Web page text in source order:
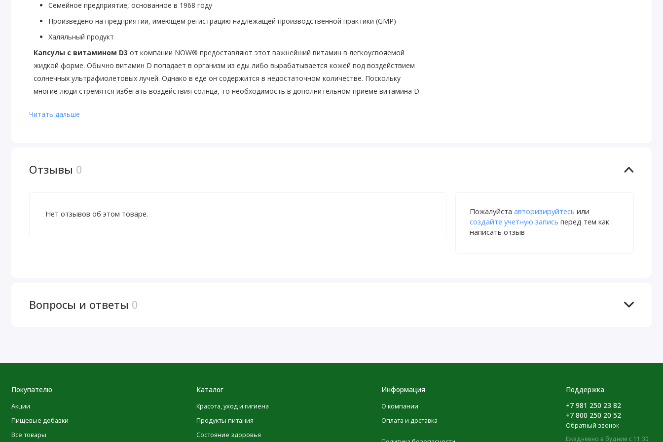
Семейное предприятие, основанное в 1968 году
Произведено на предприятии, имеющем регистрацию надлежащей производственной практики (GMP)
Халяльный продукт
Капсулы с витамином D3 от компании NOW® предоставляют этот важнейший витамин в легкоусвояемой
жидкой форме. Обычно витамин D попадает в организм из еды либо вырабатывается кожей под воздействием
солнечных ультрафиолетовых лучей. Однако в еде он содержится в недостаточном количестве. Поскольку
многие люди стремятся избегать воздействия солнца, то необходимость в дополнительном приеме витамина D
беременности, лактации, приема лекарств (особенно препаратов для лечения псориаза для местного
Витамин D3 (в виде холекальциферола из ланолина) 1250%
Ингредиенты
Нерафинированное оливковое масло высшего качества, капсула [бычий желатин (без ГЭКРС), глицерин, вода] и
Читать дальше
Отзывы 0
Нет отзывов об этом товаре. Пожалуйста авторизируйтесь или
создайте учетную запись перед тем как
написать отзыв
Вопросы и ответы 0
Покупателю
Акции
Пищевые добавки
Все товары
Каталог
Красота, уход и гигиена
Продукты питания
Состояние здоровья
Информация
О компании
Оплата и доставка
Поддержка
+7 981 250 23 82
+7 800 250 20 52
Обратный звонок
Ежедневно в будние с 11:30